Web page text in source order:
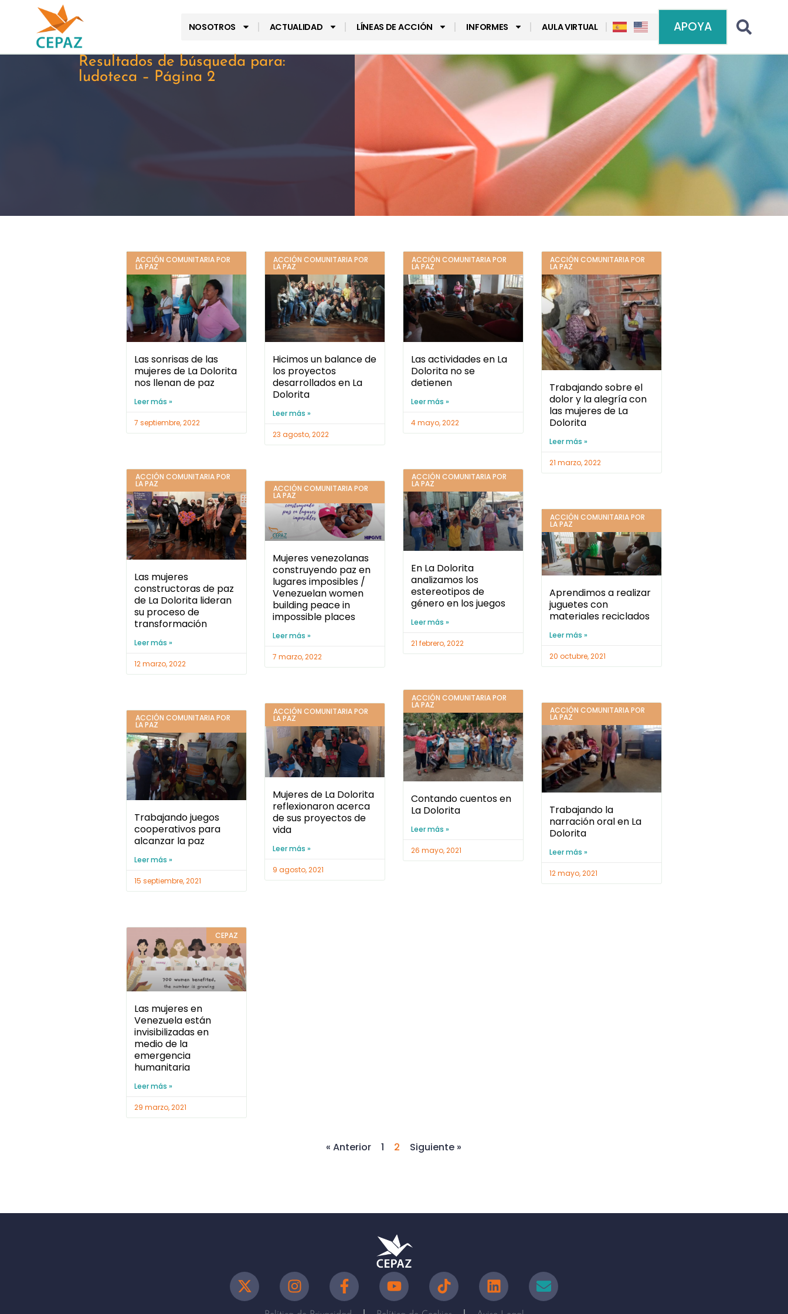
NOSOTROS ACTUALIDAD LÍNEAS DE ACCIÓN INFORMES AULA VIRTUAL APOYA
Resultados de búsqueda para:
ludoteca – Página 2
ACCIÓN COMUNITARIA POR
LA PAZ
Las sonrisas de las
mujeres de La Dolorita
nos llenan de paz
Leer más »
7 septiembre, 2022
ACCIÓN COMUNITARIA POR
LA PAZ
Hicimos un balance de
los proyectos
desarrollados en La
Dolorita
Leer más »
23 agosto, 2022
ACCIÓN COMUNITARIA POR
LA PAZ
Las actividades en La
Dolorita no se
detienen
Leer más »
4 mayo, 2022
ACCIÓN COMUNITARIA POR
LA PAZ
Trabajando sobre el
dolor y la alegría con
las mujeres de La
Dolorita
Leer más »
21 marzo, 2022
ACCIÓN COMUNITARIA POR
LA PAZ
Las mujeres
constructoras de paz
de La Dolorita lideran
su proceso de
transformación
Leer más »
12 marzo, 2022
ACCIÓN COMUNITARIA POR
LA PAZ
Mujeres venezolanas
construyendo paz en
lugares imposibles /
Venezuelan women
building peace in
impossible places
Leer más »
7 marzo, 2022
ACCIÓN COMUNITARIA POR
LA PAZ
En La Dolorita
analizamos los
estereotipos de
género en los juegos
Leer más »
21 febrero, 2022
ACCIÓN COMUNITARIA POR
LA PAZ
Aprendimos a realizar
juguetes con
materiales reciclados
Leer más »
20 octubre, 2021
ACCIÓN COMUNITARIA POR
LA PAZ
Trabajando juegos
cooperativos para
alcanzar la paz
Leer más »
15 septiembre, 2021
ACCIÓN COMUNITARIA POR
LA PAZ
Mujeres de La Dolorita
reflexionaron acerca
de sus proyectos de
vida
Leer más »
9 agosto, 2021
ACCIÓN COMUNITARIA POR
LA PAZ
Contando cuentos en
La Dolorita
Leer más »
26 mayo, 2021
ACCIÓN COMUNITARIA POR
LA PAZ
Trabajando la
narración oral en La
Dolorita
Leer más »
12 mayo, 2021
CEPAZ
Las mujeres en
Venezuela están
invisibilizadas en
medio de la
emergencia
humanitaria
Leer más »
29 marzo, 2021
« Anterior 1 2 Siguiente »